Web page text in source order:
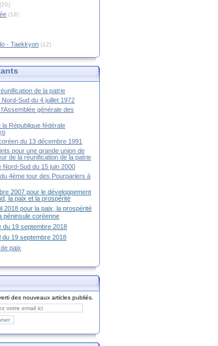
(20)
(18)
- Taekkyon (12)
de la patrie
Sud du 4 juillet 1972
générale des
la République fédérale
du 13 décembre 1991
pour une grande union de
de la réunification de la patrie
Nord-Sud du 15 juin 2000
4ème tour des Pourparlers à
2007 pour le développement
la paix et la prospérité
2018 pour la paix, la prospérité
péninsule coréenne
du 19 septembre 2018
du 19 septembre 2018
paix
des nouveaux articles publiés.